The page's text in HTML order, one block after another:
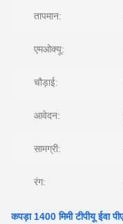
तापमान:
एमओक्यू:
चौड़ाई:
आवेदन:
सामग्री:
रंग:
कपड़ा 1400 मिमी टीपीयू ईवा